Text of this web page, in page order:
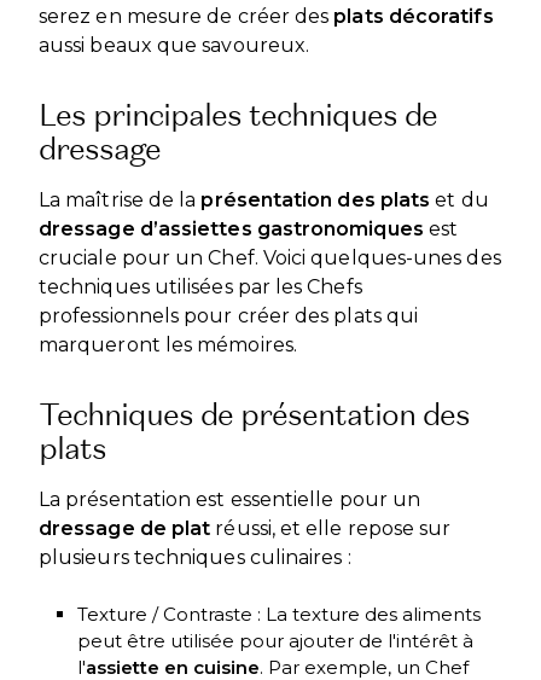
serez en mesure de créer des plats décoratifs
aussi beaux que savoureux.
Les principales techniques de
dressage
La maîtrise de la présentation des plats et du
dressage d’assiettes gastronomiques est
cruciale pour un Chef. Voici quelques-unes des
techniques utilisées par les Chefs
professionnels pour créer des plats qui
marqueront les mémoires.
Techniques de présentation des
plats
La présentation est essentielle pour un
dressage de plat réussi, et elle repose sur
plusieurs techniques culinaires :
Texture / Contraste : La texture des aliments
peut être utilisée pour ajouter de l'intérêt à
l'assiette en cuisine. Par exemple, un Chef